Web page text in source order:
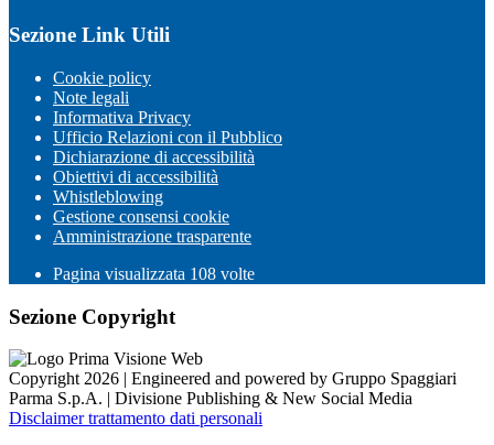
Sezione Link Utili
Cookie policy
Note legali
Informativa Privacy
Ufficio Relazioni con il Pubblico
Dichiarazione di accessibilità
Obiettivi di accessibilità
Whistleblowing
Gestione consensi cookie
Amministrazione trasparente
Pagina visualizzata 108 volte
Sezione Copyright
Copyright 2026 | Engineered and powered by Gruppo Spaggiari
Parma S.p.A. | Divisione Publishing & New Social Media
Disclaimer trattamento dati personali